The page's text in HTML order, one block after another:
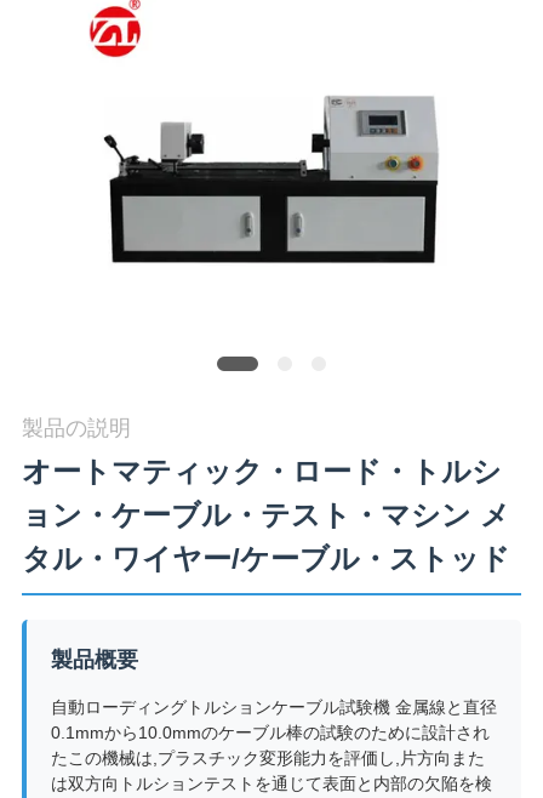
私
達
に
連
絡
製品の説明
オートマティック・ロード・トルシ
ョン・ケーブル・テスト・マシン メ
タル・ワイヤー/ケーブル・ストッド
製品概要
自動ローディングトルションケーブル試験機 金属線と直径
0.1mmから10.0mmのケーブル棒の試験のために設計され
たこの機械は,プラスチック変形能力を評価し,片方向また
は双方向トルションテストを通じて表面と内部の欠陥を検